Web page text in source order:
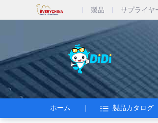
製品 サプライヤ
ホーム 製品カタログ